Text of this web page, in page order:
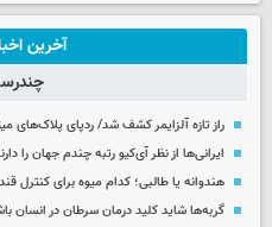
آخرین
راز تازه آلزایمر کشف شد/ ردپای پلاک‌های
ایرانی‌ها از نظر آی‌کیو رتبه چندم جهان را
هندوانه یا طالبی؛ کدام‌ میوه برای کنترل
گربه‌ها شاید کلید درمان سرطان در انسان